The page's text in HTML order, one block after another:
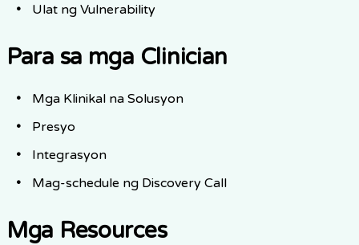
Ulat ng Vulnerability
Para sa mga Clinician
Mga Klinikal na Solusyon
Presyo
Integrasyon
Mag-schedule ng Discovery Call
Mga Resources